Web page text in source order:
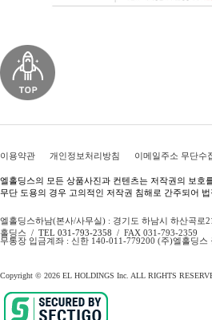
이용약관 개인정보처리방침 이메일주소 무단수
엘홀딩스의 모든 상품사진과 컨텐츠는 저작권의 보호
무단 도용의 경우 고의적인 저작권 침해로 간주되어 법
엘홀딩스하남(본사/사무실) : 경기도 하남시 하산곡로
홀딩스 / TEL 031-793-2358 / FAX 031-793-2359
무통장 입금계좌 : 신한 140-011-779200 (주)엘홀딩스
Copyright © 2026 EL HOLDINGS Inc. ALL RIGHTS